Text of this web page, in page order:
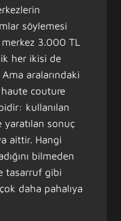
söylemesi
merkez 3.000 TL
her ikisi de
Ama aralarındaki
couture
kullanılan
sonuç
aittir. Hangi
bilmeden
tasarruf gibi
daha pahalıya